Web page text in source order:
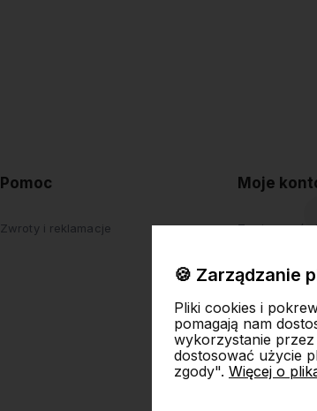
Pomoc
Zwroty i reklamacje
Moje
Twoje
🍪 Zarządzanie
Pliki cookies i
pomagają nam
wykorzystanie
dostosować użycie
zgody". Więcej o